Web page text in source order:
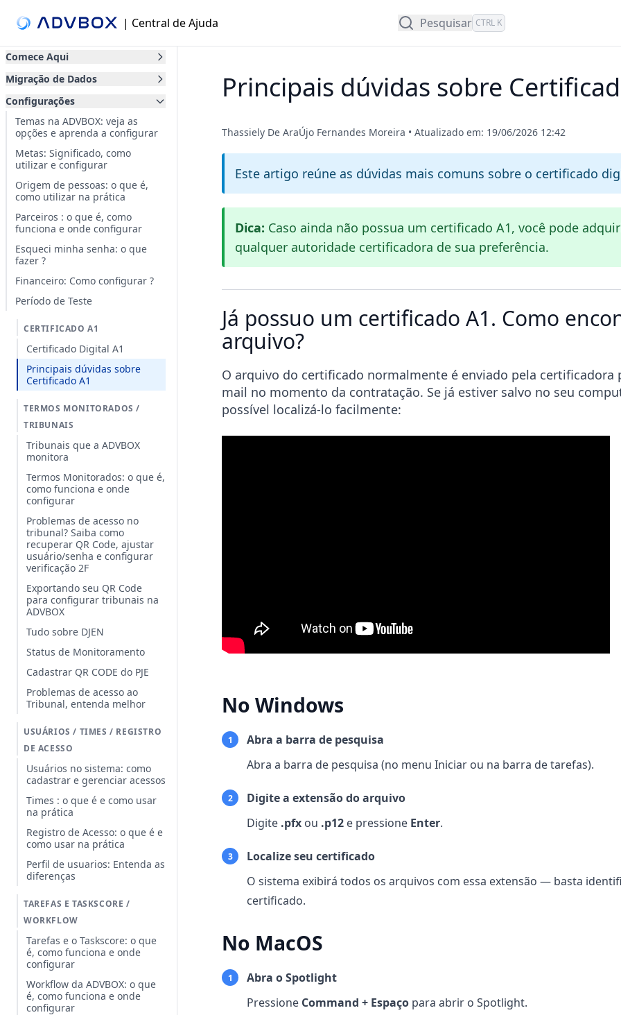
| Central de Ajuda Pesquisar CTRL K
Comece Aqui
Migração de Dados
Configurações
Temas na ADVBOX: veja as
opções e aprenda a configurar
Metas: Significado, como
utilizar e configurar
Origem de pessoas: o que é,
como utilizar na prática
Parceiros : o que é, como
funciona e onde configurar
Esqueci minha senha: o que
fazer ?
Financeiro: Como configurar ?
Período de Teste
CERTIFICADO A1
Certificado Digital A1
Principais dúvidas sobre
Certificado A1
TERMOS MONITORADOS /
TRIBUNAIS
Tribunais que a ADVBOX
monitora
Termos Monitorados: o que é,
como funciona e onde
configurar
Problemas de acesso no
tribunal? Saiba como
recuperar QR Code, ajustar
usuário/senha e configurar
verificação 2F
Exportando seu QR Code
para configurar tribunais na
ADVBOX
Tudo sobre DJEN
Status de Monitoramento
Cadastrar QR CODE do PJE
Problemas de acesso ao
Tribunal, entenda melhor
USUÁRIOS / TIMES / REGISTRO
DE ACESSO
Usuários no sistema: como
cadastrar e gerenciar acessos
Times : o que é e como usar
na prática
Registro de Acesso: o que é e
como usar na prática
Perfil de usuarios: Entenda as
diferenças
TAREFAS E TASKSCORE /
WORKFLOW
Tarefas e o Taskscore: o que
é, como funciona e onde
configurar
Workflow da ADVBOX: o que
é, como funciona e onde
configurar
Principais dúvidas sobre
Thassiely De AraÚjo Fernandes Moreira • Atualizado em: 19/06/2026 12:42
Este artigo reúne as dúvidas mais comuns sobre o certificado
Dica: Caso ainda não possua um certificado A1, você pode
qualquer autoridade certificadora de sua preferência.
Já possuo um certificado A1. Como
arquivo?
O arquivo do certificado normalmente é enviado pela certificadora
mail no momento da contratação. Se já estiver salvo no seu
possível localizá-lo facilmente:
No Windows
1
Abra a barra de pesquisa
Abra a barra de pesquisa (no menu Iniciar ou na barra de tarefas).
2
Digite a extensão do arquivo
Digite .pfx ou .p12 e pressione Enter.
3
Localize seu certificado
O sistema exibirá todos os arquivos com essa extensão — basta
certificado.
No MacOS
1
Abra o Spotlight
Pressione Command + Espaço para abrir o Spotlight.